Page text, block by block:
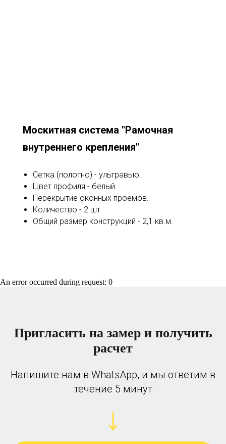
Москитная система "Рамочная
внутреннего крепления"
Сетка (полотно) - ультравью.
Цвет профиля - белый.
Перекрытие оконных проёмов.
Количество - 2 шт.
Общий размер конструкций - 2,1 кв.м.
An error occurred during request: 0
Пригласить на замер и получить
расчет
Напишите нам в WhatsApp, и мы ответим в
течение 5 минут